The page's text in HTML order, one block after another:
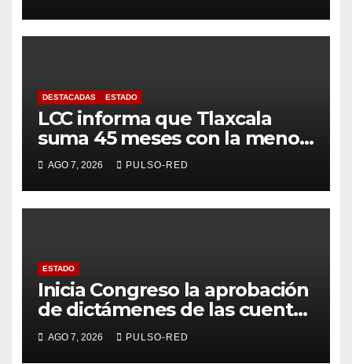
DESTACADAS ESTADO
LCC informa que Tlaxcala
suma 45 meses con la menor
tasa de delitos en el país
AGO 7, 2026 PULSO-RED
ESTADO
Inicia Congreso la aprobación
de dictámenes de las cuentas
públicas de entes
fiscalizables del ejercicio
AGO 7, 2026 PULSO-RED